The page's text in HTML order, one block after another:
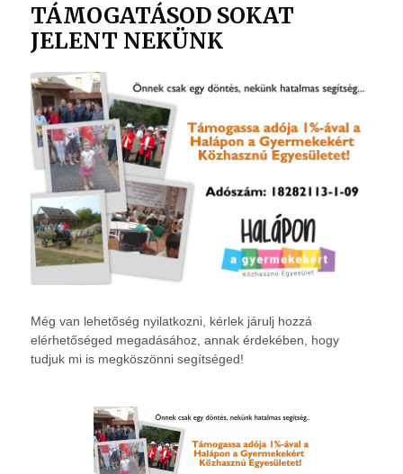
TÁMOGATÁSOD SOKAT
JELENT NEKÜNK
Még van lehetőség nyilatkozni, kérlek járulj hozzá
elérhetőséged megadásához, annak érdekében, hogy
tudjuk mi is megköszönni segítséged!